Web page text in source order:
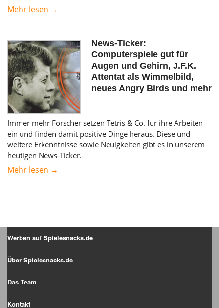
Mehr lesen →
News-Ticker:
Computerspiele gut für
Augen und Gehirn, J.F.K.
Attentat als Wimmelbild,
neues Angry Birds und mehr
Immer mehr Forscher setzen Tetris & Co. für ihre Arbeiten
ein und finden damit positive Dinge heraus. Diese und
weitere Erkenntnisse sowie Neuigkeiten gibt es in unserem
heutigen News-Ticker.
Mehr lesen →
Werben auf Spielesnacks.de
Über Spielesnacks.de
Das Team
Kontakt